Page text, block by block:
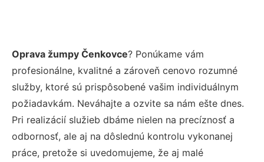
Oprava žumpy Čenkovce? Ponúkame vám
profesionálne, kvalitné a zároveň cenovo rozumné
služby, ktoré sú prispôsobené vašim individuálnym
požiadavkám. Neváhajte a ozvite sa nám ešte dnes.
Pri realizácií služieb dbáme nielen na precíznosť a
odbornosť, ale aj na dôslednú kontrolu vykonanej
práce, pretože si uvedomujeme, že aj malé